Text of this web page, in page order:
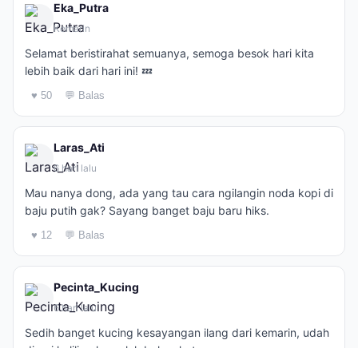
Eka_Putra
Kemarin
Selamat beristirahat semuanya, semoga besok hari kita
lebih baik dari hari ini! 💤
♥ 50 💬 Balas
Laras_Ati
6 hari lalu
Mau nanya dong, ada yang tau cara ngilangin noda kopi di
baju putih gak? Sayang banget baju baru hiks.
♥ 12 💬 Balas
Pecinta_Kucing
6 hari lalu
Sedih banget kucing kesayangan ilang dari kemarin, udah